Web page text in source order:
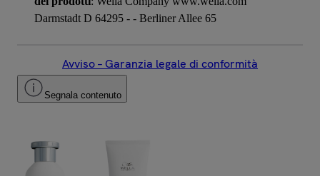
Darmstadt D 64295 - - Berliner Allee 65
Avviso – Garanzia legale di conformità
Segnala contenuto